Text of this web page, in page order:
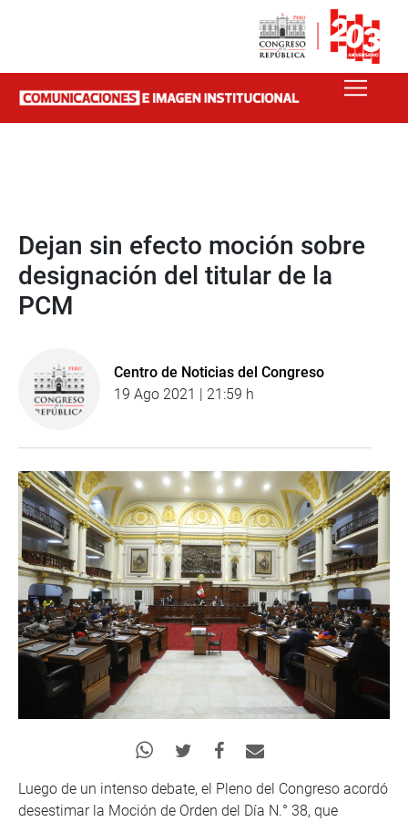
Dejan sin efecto moción sobre
designación del titular de la
PCM
Centro de Noticias del Congreso
19 Ago 2021 | 21:59 h
Luego de un intenso debate, el Pleno del Congreso acordó
desestimar la Moción de Orden del Día N.° 38, que